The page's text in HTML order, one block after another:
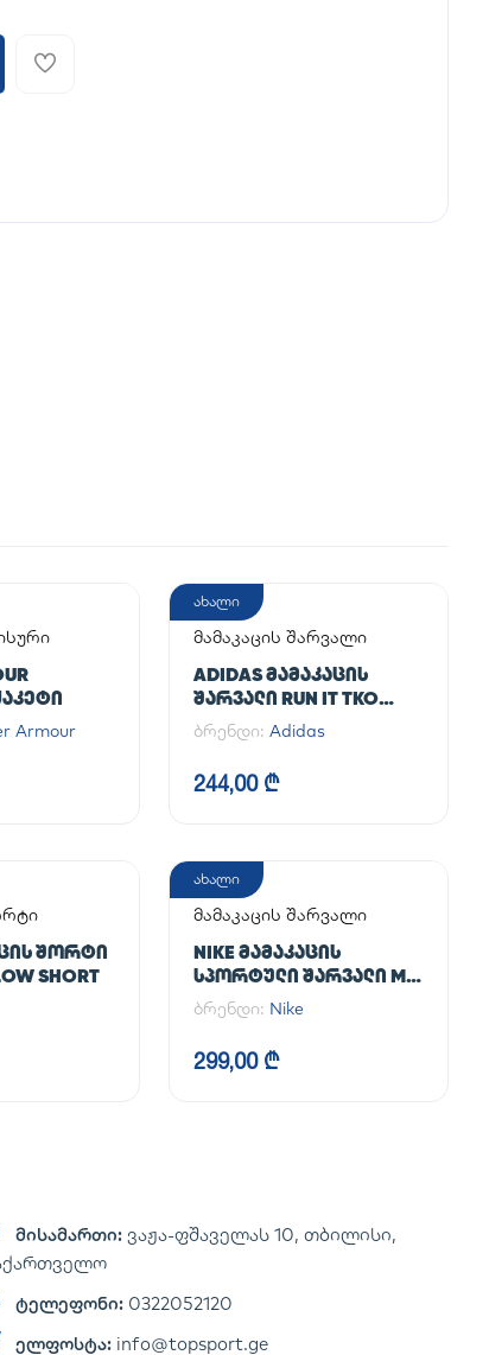
Armour
ახალი
მამაკაცის შარვალი
ADIDAS ᲛᲐᲛᲐᲙᲐᲪᲘᲡ
ᲨᲐᲠᲕᲐᲚᲘ RUN IT TKO
PANT
ბრენდი: Adidas
244,00 ₾
ᲨᲝᲠᲢᲘ
SHORT
ახალი
მამაკაცის შარვალი
NIKE ᲛᲐᲛᲐᲙᲐᲪᲘᲡ
ᲡᲞᲝᲠᲢᲣᲚᲘ ᲨᲐᲠᲕᲐᲚᲘ M
NK DF UNLIMITED PANT
TPR
ბრენდი: Nike
299,00 ₾
მისამართი: ვაჟა-ფშაველას 10, თბილისი,
ტელეფონი: 0322052120
ელფოსტა: info@topsport.ge